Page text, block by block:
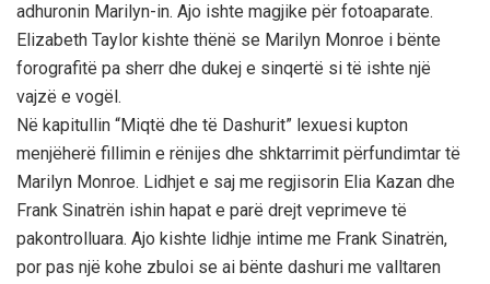
adhuronin Marilyn-in. Ajo ishte magjike pёr fotoaparate.
Elizabeth Taylor kishte thёnё se Marilyn Monroe i bёnte
forografitё pa sherr dhe dukej e sinqertё si tё ishte njё
vajzё e vogёl.
Nё kapitullin “Miqtё dhe tё Dashurit” lexuesi kupton
menjёherё fillimin e rёnijes dhe shktarrimit pёrfundimtar tё
Marilyn Monroe. Lidhjet e saj me regjisorin Elia Kazan dhe
Frank Sinatrёn ishin hapat e parё drejt veprimeve tё
pakontrolluara. Ajo kishte lidhje intime me Frank Sinatrёn,
por pas njё kohe zbuloi se ai bёnte dashuri me valltaren